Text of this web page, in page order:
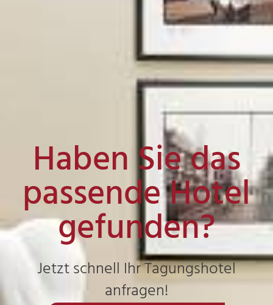
Haben Sie das
passende Hotel
gefunden?
Jetzt schnell Ihr Tagungshotel
anfragen!